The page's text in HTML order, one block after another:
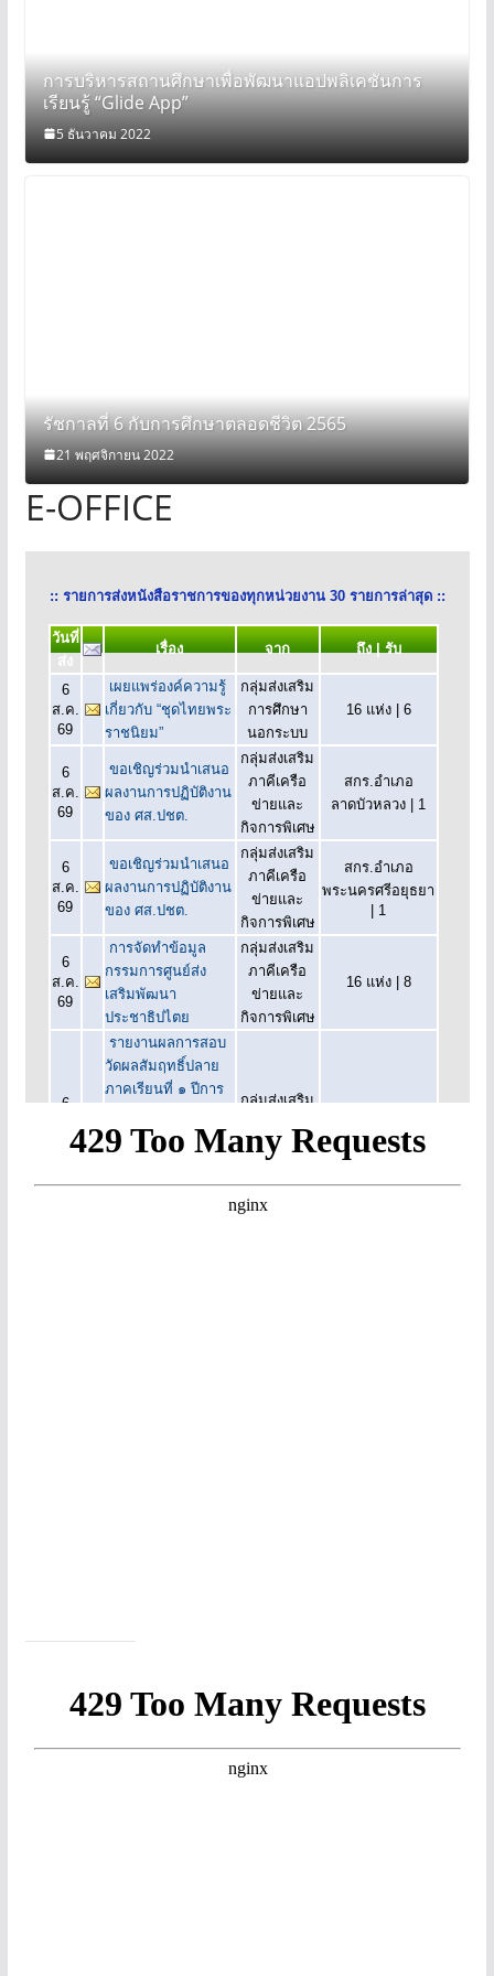
การบริหารสถานศึกษาเพื่อพัฒนาแอปพลิเคชันการ
เรียนรู้ “Glide App”
5 ธันวาคม 2022
รัชกาลที่ 6 กับการศึกษาตลอดชีวิต 2565
21 พฤศจิกายน 2022
E-OFFICE